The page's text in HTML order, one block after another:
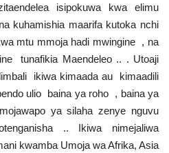
isipokuwa kwa elimu
kuhamishia maarifa kutoka nchi
mtu mmoja hadi mwingine , na
tunafikia Maendeleo .. . Utoaji
ikiwa kimaada au kimaadili
ulio baina ya roho , baina ya
ya silaha zenye nguvu
.. Ikiwa nimejaliwa
kwamba Umoja wa Afrika, Asia